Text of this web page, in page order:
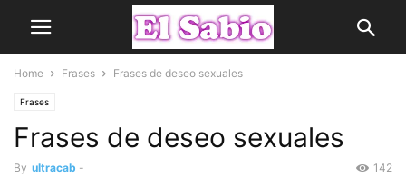
Home Frases Frases de deseo sexuales
Frases
Frases de deseo sexuales
By ultracab - 142